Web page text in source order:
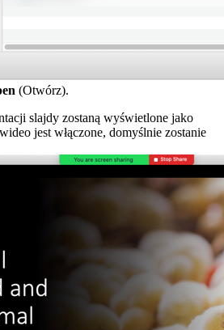
(Otwórz).
slajdy zostaną wyświetlone jako
jest włączone, domyślnie zostanie